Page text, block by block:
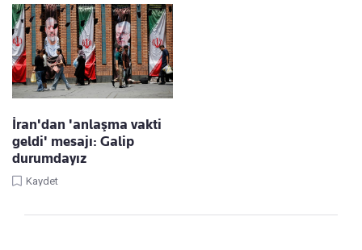
İran'dan 'anlaşma vakti
geldi' mesajı: Galip
durumdayız
Kaydet